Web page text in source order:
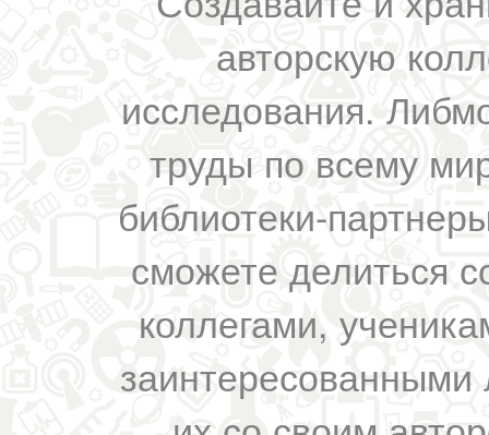
авторскую
исследования.
труды по всему
библиотеки-
сможете делиться
коллегами,